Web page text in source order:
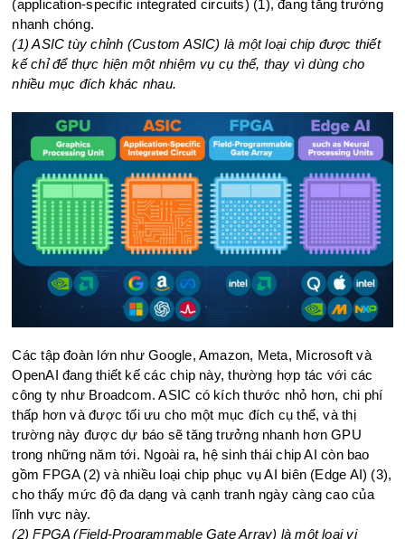
(application-specific integrated circuits) (1), đang tăng trưởng
nhanh chóng.
(1) ASIC tùy chỉnh (Custom ASIC) là một loại chip được thiết
kế chỉ để thực hiện một nhiệm vụ cụ thể, thay vì dùng cho
nhiều mục đích khác nhau.
Các tập đoàn lớn như Google, Amazon, Meta, Microsoft và
OpenAI đang thiết kế các chip này, thường hợp tác với các
công ty như Broadcom. ASIC có kích thước nhỏ hơn, chi phí
thấp hơn và được tối ưu cho một mục đích cụ thể, và thị
trường này được dự báo sẽ tăng trưởng nhanh hơn GPU
trong những năm tới. Ngoài ra, hệ sinh thái chip AI còn bao
gồm FPGA (2) và nhiều loại chip phục vụ AI biên (Edge AI) (3),
cho thấy mức độ đa dạng và cạnh tranh ngày càng cao của
lĩnh vực này.
(2) FPGA (Field-Programmable Gate Array) là một loại vi